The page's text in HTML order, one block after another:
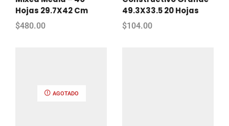
Hojas 29.7X42 Cm
$480.00
49.3X33.5 20 Hojas
$104.00
AGOTADO